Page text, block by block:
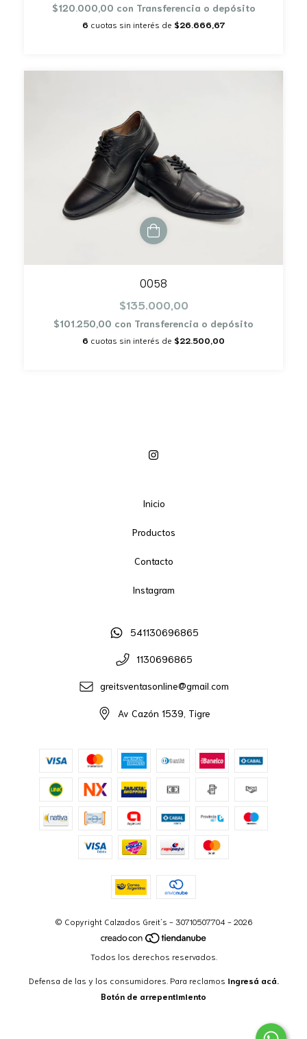
$120.000,00 con Transferencia o depósito
6 cuotas sin interés de $26.666,67
0058
$135.000,00
$101.250,00 con Transferencia o depósito
6 cuotas sin interés de $22.500,00
Inicio
Productos
Contacto
Instagram
541130696865
1130696865
greitsventasonline@gmail.com
Av Cazón 1539, Tigre
© Copyright Calzados Greit´s - 30710507704 - 2026
Todos los derechos reservados.
Defensa de las y los consumidores. Para reclamos ingresá acá.
Botón de arrepentimiento